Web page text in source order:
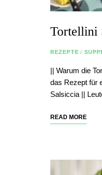
Tortellini
REZEPTE /
|| Warum die
das Rezept für
Salsiccia ||
READ MORE